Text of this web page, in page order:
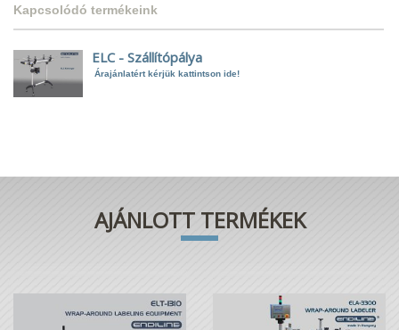
Kapcsolódó termékeink
ELC - Szállítópálya
Árajánlatért kérjük kattintson ide!
AJÁNLOTT TERMÉKEK